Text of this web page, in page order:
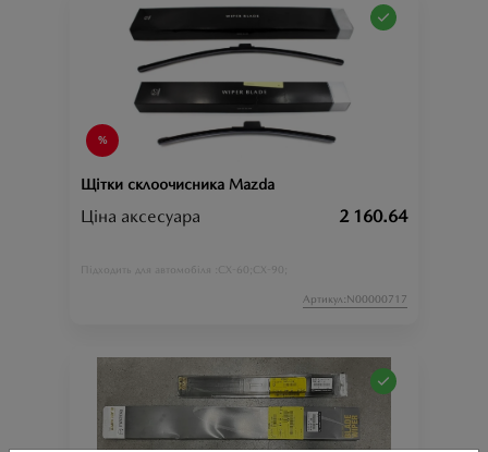
Щітки склоочисника Mazda
Ціна аксесуара 2 160.64
Підходить для автомобіля : CX-60; CX-90;
Артикул:N00000717